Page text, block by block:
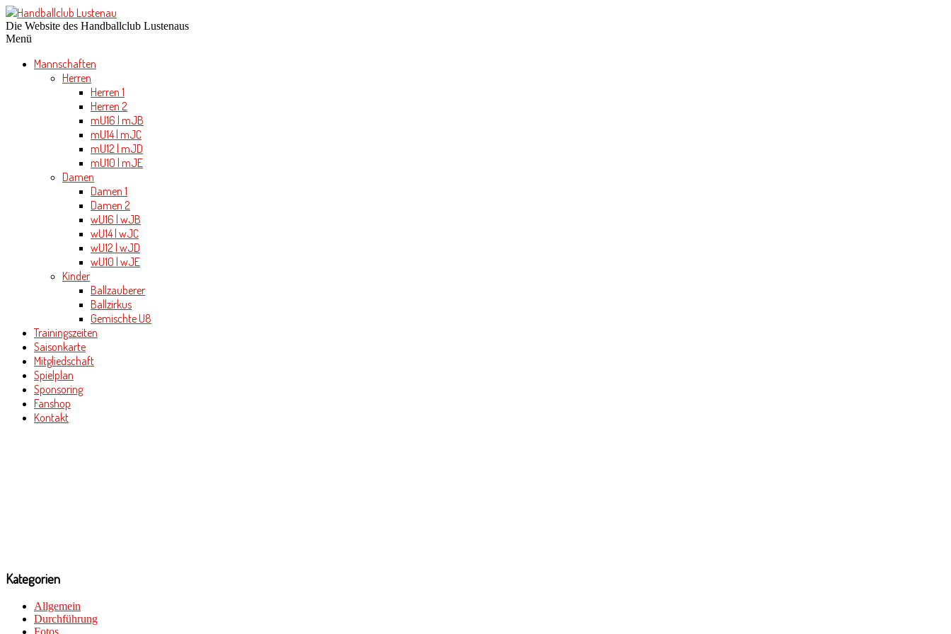
Die Website des Handballclub Lustenaus
Menü
Mannschaften
Herren
Herren 1
Herren 2
mU16 | mJB
mU14 | mJC
mU12 | mJD
mU10 | mJE
Damen
Damen 1
Damen 2
wU16 | wJB
wU14 | wJC
wU12 | wJD
wU10 | wJE
Kinder
Ballzauberer
Ballzirkus
Gemischte U8
Trainingszeiten
Saisonkarte
Mitgliedschaft
Spielplan
Sponsoring
Fanshop
Kontakt
Kategorien
Allgemein
Durchführung
Fotos